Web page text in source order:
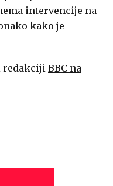
intervencije na
kako je
redakciji BBC na